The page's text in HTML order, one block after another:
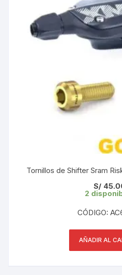
Tornillos de Shifter Sram
S/
2
CÓDIGO:
AÑADIR AL